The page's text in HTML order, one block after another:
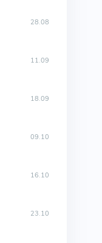
28.08
11.09
18.09
09.10
16.10
23.10